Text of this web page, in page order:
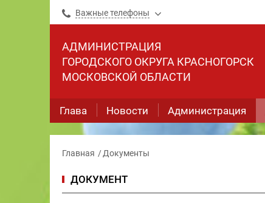
Важные телефоны
АДМИНИСТРАЦИЯ
ГОРОДСКОГО ОКРУГА КРАСНОГОРСК
МОСКОВСКОЙ ОБЛАСТИ
Глава Новости Администрация
Главная Документы
ДОКУМЕНТ